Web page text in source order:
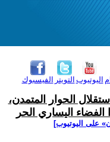
الفيسبوك التويتر اليوتيوب
الحوار المتمدن،
اليساري الحر
على اليوتيوب]